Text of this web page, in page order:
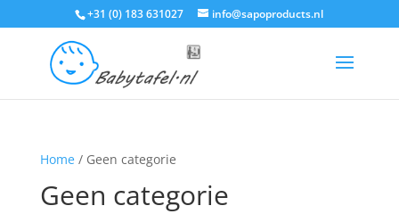
+31 (0) 183 631027 info@sapoproducts.nl
Home/ Geen categorie
Geen categorie